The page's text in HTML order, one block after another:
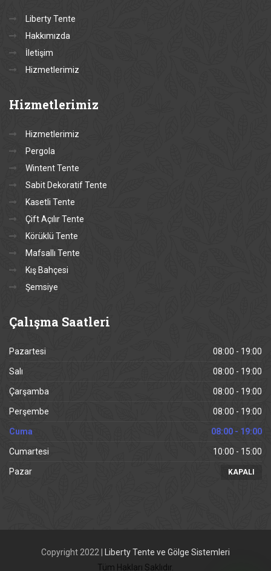
Liberty Tente
Hakkımızda
İletişim
Hizmetlerimiz
Hizmetlerimiz
Hizmetlerimiz
Pergola
Wintent Tente
Sabit Dekoratif Tente
Kasetli Tente
Çift Açılır Tente
Körüklü Tente
Mafsallı Tente
Kış Bahçesi
Şemsiye
Çalışma Saatleri
Pazartesi 08:00 - 19:00
Salı 08:00 - 19:00
Çarşamba 08:00 - 19:00
Perşembe 08:00 - 19:00
Cuma 08:00 - 19:00
Cumartesi 10:00 - 15:00
Pazar KAPALI
Copyright 2022 |
Liberty Tente ve Gölge Sistemleri
Tüm Hakları Saklıdır.